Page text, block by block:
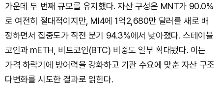
가운데 두 번째 규모를 유지했다. 자산 구성은 MNT가 90.0%
로 여전히 절대적이지만, MI4에 1억2,680만 달러를 새로 배
정하면서 집중도가 직전 분기 94.3%에서 낮아졌다. 스테이블
코인과 mETH, 비트코인(BTC) 비중도 일부 확대됐다. 이는
가격 하락기에 방어력을 강화하고 기관 수요에 맞춘 자산 구조
다변화를 시도한 결과로 읽힌다.